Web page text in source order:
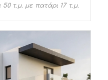
50 τ.μ. με πατάρι 17 τ.μ.